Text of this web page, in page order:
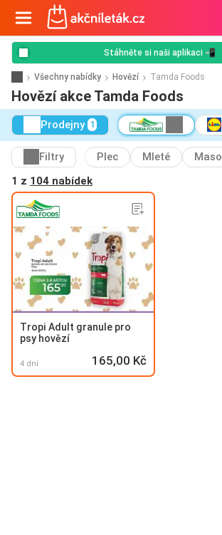
Stáhněte si naši aplikaci 📲
Všechny nabídky Hovězí Tamda Foods
Hovězí akce Tamda Foods
Prodejny 1
Filtry Plec Mleté Maso
1 z 104 nabídek
Tropi Adult granule pro
psy hovězí
4 dní 165,00 Kč